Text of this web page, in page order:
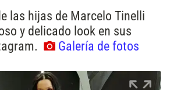
las hijas de Marcelo Tinelli
y delicado look en sus
Galería de fotos